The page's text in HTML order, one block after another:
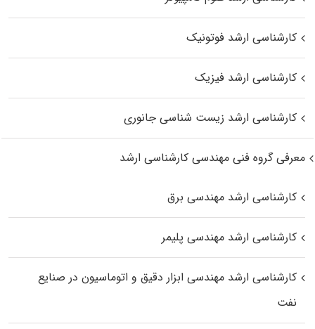
کارشناسی ارشد فوتونیک
کارشناسی ارشد فیزیک
کارشناسی ارشد زیست‌ شناسی جانوری
معرفی گروه فنی مهندسی کارشناسی ارشد
کارشناسی ارشد مهندسی برق
کارشناسی ارشد مهندسی پلیمر
کارشناسی ارشد مهندسی ابزار دقیق و اتوماسیون در صنایع
نفت